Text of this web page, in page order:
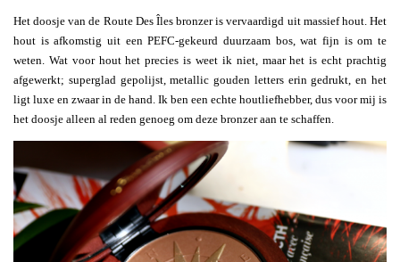
Het doosje van de Route Des Îles bronzer is vervaardigd uit massief hout. Het
hout is afkomstig uit een PEFC-gekeurd duurzaam bos, wat fijn is om te
weten. Wat voor hout het precies is weet ik niet, maar het is echt prachtig
afgewerkt; superglad gepolijst, metallic gouden letters erin gedrukt, en het
ligt luxe en zwaar in de hand. Ik ben een echte houtliefhebber, dus voor mij is
het doosje alleen al reden genoeg om deze bronzer aan te schaffen.